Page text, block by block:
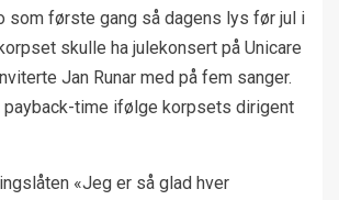
som første gang så dagens lys før jul i
skulle ha julekonsert på Unicare
Jan Runar med på fem sanger.
payback-time ifølge korpsets dirigent
«Jeg er så glad hver